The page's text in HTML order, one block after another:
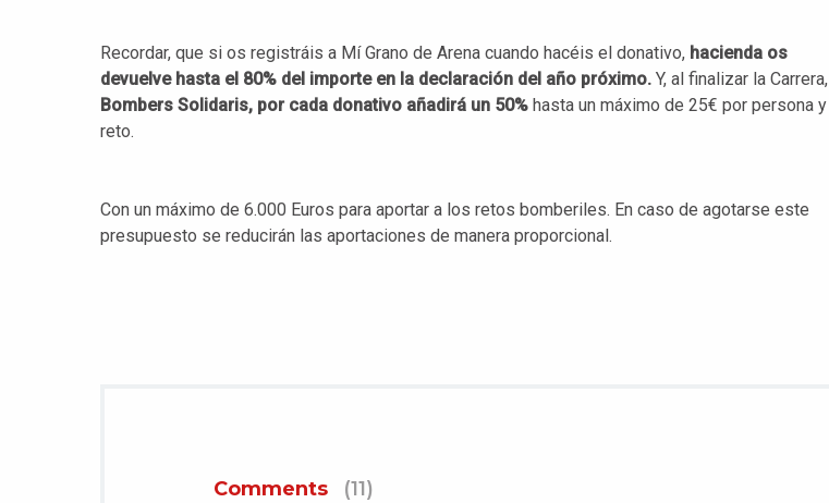
Recordar, que si os registráis a Mí Grano de Arena cuando hacéis el donativo, hacienda os
devuelve hasta el 80% del importe en la declaración del año próximo. Y, al finalizar la Carrera,
Bombers Solidaris, por cada donativo añadirá un 50% hasta un máximo de 25€ por persona y
reto.
Con un máximo de 6.000 Euros para aportar a los retos bomberiles. En caso de agotarse este
presupuesto se reducirán las aportaciones de manera proporcional.
Comments (11)